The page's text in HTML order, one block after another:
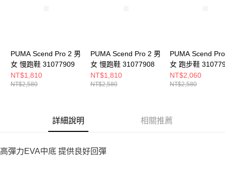
PUMA Scend Pro 2 男
女 慢跑鞋 31077909
NT$1,810
NT$2,580
PUMA Scend Pro 2 男
女 慢跑鞋 31077908
NT$1,810
NT$2,580
PUMA Scend
女 跑步鞋
NT$2,060
NT$2,580
詳細說明 相關推薦
高彈力EVA中底 提供良好回彈